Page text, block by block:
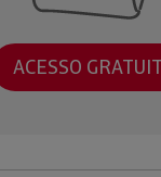
ACESSO